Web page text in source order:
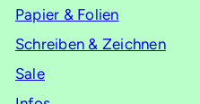
Papier & Folien
Schreiben & Zeichnen
Sale